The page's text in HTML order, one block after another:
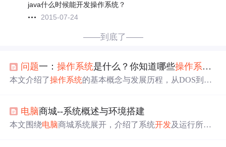
java什么时候能开发操作系统？
2015-07-24
——到底了——
问题一：操作系统是什么？你知道哪些操作系统
本文介绍了操作系统的基本概念与发展历程，从DOS到Wi
公司的名单。
电脑商城--系统概述与环境搭建
本文围绕电脑商城系统展开，介绍了系统开发及运行所需